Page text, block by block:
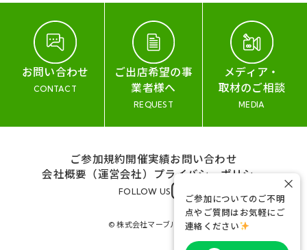
お問い合わせ
CONTACT
ご出店希望の事
業者様へ
REQUEST
メディア・
取材のご相談
MEDIA
ご参加規約開催実績お問い合わせ
会社概要（運営会社） プライバシーポリシー
FOLLOW US
© 株式会社マーブル&コー
ご参加についてのご不明
点やご質問はお気軽にご
連絡ください
×